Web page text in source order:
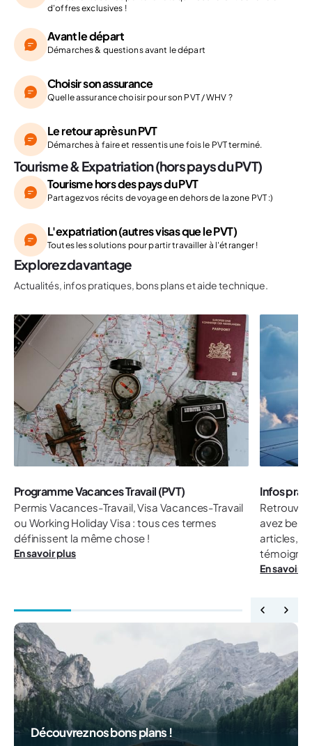
d'offres exclusives !
Avant le départ
Démarches & questions avant le départ
Choisir son assurance
Quelle assurance choisir pour son PVT / WHV ?
Le retour après un PVT
Démarches à faire et ressentis une fois le PVT terminé.
Tourisme & Expatriation (hors pays du PVT)
Tourisme hors des pays du PVT
Partagez vos récits de voyage en dehors de la zone PVT :)
L'expatriation (autres visas que le PVT)
Toutes les solutions pour partir travailler à l'étranger !
Découvrez nos bons plans !
Explorez davantage
Actualités, infos pratiques, bons plans et aide technique.
Programme Vacances Travail (PVT)
Permis Vacances-Travail, Visa Vacances-Travail
ou Working Holiday Visa : tous ces termes
définissent la même chose !
En savoir plus
Infos
avez
articles,
En savoir